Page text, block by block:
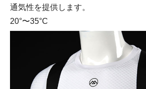
通気性を提供します。
20°〜35°C